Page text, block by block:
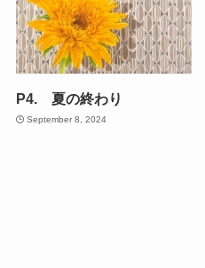
P4. 夏の終わり
September 8, 2024